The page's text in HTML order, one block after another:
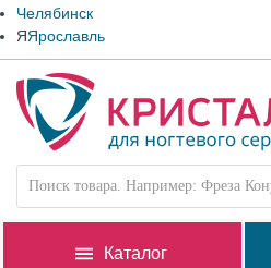
Челябинск
ЯЯрославль
Каталог